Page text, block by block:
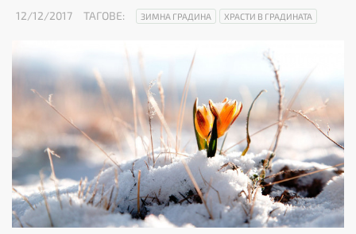
12/12/2017 ТАГОВЕ: ЗИМНА ГРАДИНА ХРАСТИ В ГРАДИНАТА